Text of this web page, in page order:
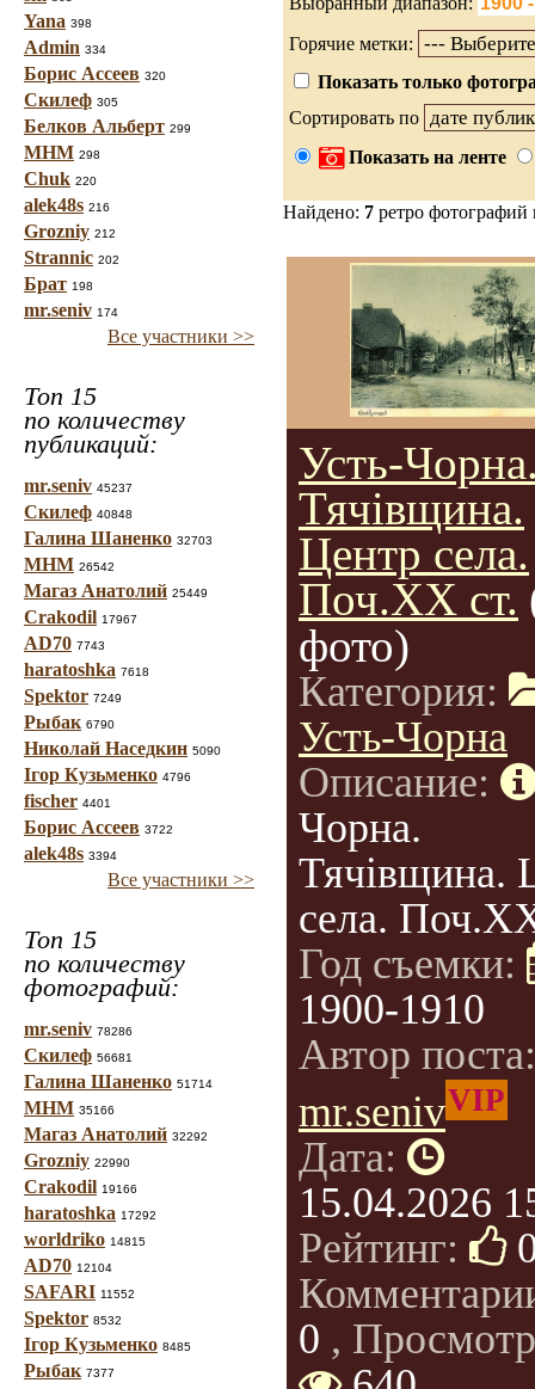
Yana 398
Admin 334
Борис Ассеев 320
Скилеф 305
Белков Альберт 299
МНМ 298
Chuk 220
alek48s 216
Grozniy 212
Strannic 202
Брат 198
mr.seniv 174
Все участники >>
Топ 15
по количеству
публикаций:
mr.seniv 45237
Скилеф 40848
Галина Шаненко 32703
МНМ 26542
Магаз Анатолий 25449
Crakodil 17967
AD70 7743
haratoshka 7618
Spektor 7249
Рыбак 6790
Николай Наседкин 5090
Ігор Кузьменко 4796
fischer 4401
Борис Ассеев 3722
alek48s 3394
Все участники >>
Топ 15
по количеству
фотографий:
mr.seniv 78286
Скилеф 56681
Галина Шаненко 51714
МНМ 35166
Магаз Анатолий 32292
Grozniy 22990
Crakodil 19166
haratoshka 17292
worldriko 14815
AD70 12104
SAFARI 11552
Spektor 8532
Ігор Кузьменко 8485
Рыбак 7377
Горячие метки:
Показать только
Сортировать по
Показать на ленте
Найдено: 7 ретро
Усть-
Тячівщина.
Центр села.
Поч.ХХ ст.
фото)
Категория:
Усть-Чорна
Описание:
Чорна.
Тячівщина.
села.
Год съемки:
1900-1910
Автор
mr.senivVIP
Дата:
15.04.2026
Рейтинг:
0 ,